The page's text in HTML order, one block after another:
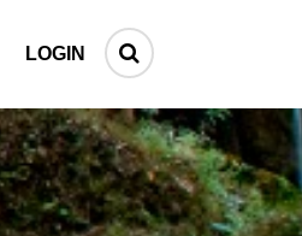
LOGIN